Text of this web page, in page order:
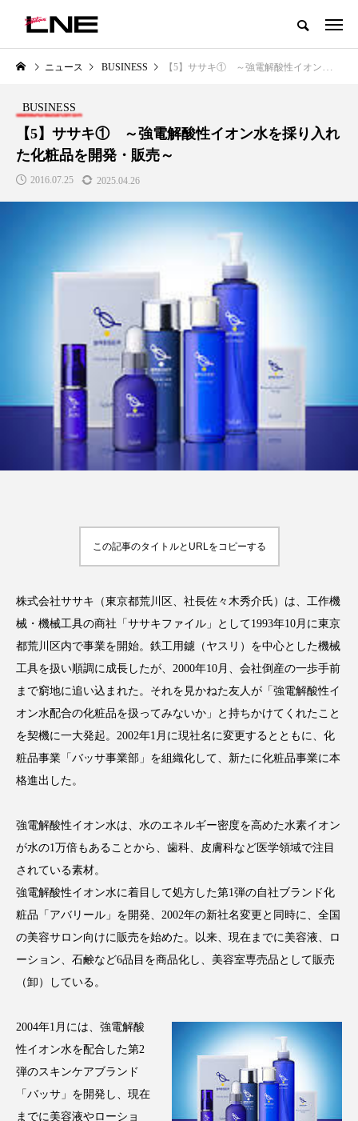
グローバルビューティ＆ヘルスケアビジネス誌
PREMIUM
青山メディカルクリニック｜本郷
玲 院長：内科と循環器専門医の
知見が切り拓く、再生医療と統合
医療の新たな価値
2026.04.28
FEATURED 注目の企画
TAG LIST タグ一覧
Gemini Instagram
TikTok アスタキサンチン
アスレジャーコスメ アレルギー アロマ
アンチエイジング アンチソリチュード
ウェアラブルデバイス ウェルネス
ウェルビーイング エイジングケア
エクソソーム オーガニック オゾン
カウンセラー カウンセリング
クレンジング
クローズアップ ケーススタディ
コグニティブヘルス コスト削減
ニュース BUSINESS 【5】ササキ① ～強電解酸性イオン水を採り入れた化粧品を開発・販売～
BUSINESS
【5】ササキ① ～強電解酸性イオン水を採り入れ
た化粧品を開発・販売～
2016.07.25 2025.04.26
この記事のタイトルとURLをコピーする
株式会社ササキ（東京都荒川区、社長佐々木秀介氏）は、工作機
械・機械工具の商社「ササキファイル」として1993年10月に東京
都荒川区内で事業を開始。鉄工用鑢（ヤスリ）を中心とした機械
工具を扱い順調に成長したが、2000年10月、会社倒産の一歩手前
まで窮地に追い込まれた。それを見かねた友人が「強電解酸性イ
オン水配合の化粧品を扱ってみないか」と持ちかけてくれたこと
を契機に一大発起。2002年1月に現社名に変更するとともに、化
粧品事業「バッサ事業部」を組織化して、新たに化粧品事業に本
格進出した。
強電解酸性イオン水は、水のエネルギー密度を高めた水素イオン
が水の1万倍もあることから、歯科、皮膚科など医学領域で注目
されている素材。
強電解酸性イオン水に着目して処方した第1弾の自社ブランド化
粧品「アバリール」を開発、2002年の新社名変更と同時に、全国
の美容サロン向けに販売を始めた。以来、現在までに美容液、ロ
ーション、石鹸など6品目を商品化し、美容室専売品として販売
（卸）している。
2004年1月には、強電解酸
性イオン水を配合した第2
弾のスキンケアブランド
「バッサ」を開発し、現在
までに美容液やローショ